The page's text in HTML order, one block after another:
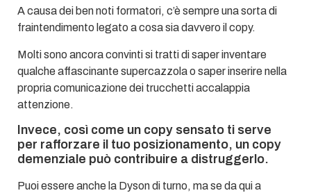
A causa dei ben noti formatori, c’è sempre una sorta di
fraintendimento legato a cosa sia davvero il copy.
Molti sono ancora convinti si tratti di saper inventare
qualche affascinante supercazzola o saper inserire nella
propria comunicazione dei trucchetti accalappia
attenzione.
Invece, così come un copy sensato ti serve
per rafforzare il tuo posizionamento, un copy
demenziale può contribuire a distruggerlo.
Puoi essere anche la Dyson di turno, ma se da qui a